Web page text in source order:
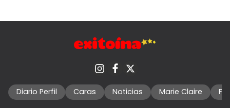
Diario Perfil Caras Noticias Marie Claire